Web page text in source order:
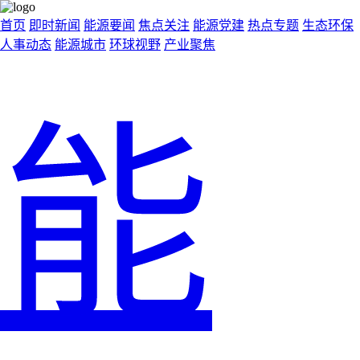
首页 即时新闻 能源要闻 焦点关注 能源党建 热点专题 生态环保
人事动态 能源城市 环球视野 产业聚焦
能